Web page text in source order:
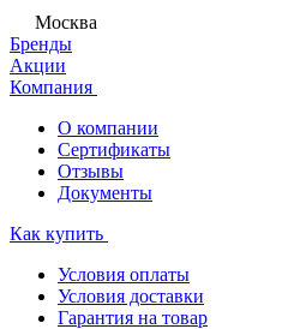
Москва
Бренды
Акции
Компания
О компании
Сертификаты
Отзывы
Документы
Как купить
Условия оплаты
Условия доставки
Гарантия на товар